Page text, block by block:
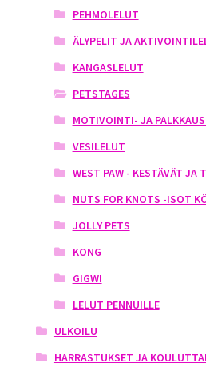
PEHMOLELUT
ÄLYPELIT JA
KANGASLELUT
PETSTAGES
MOTIVOINTI- JA
VESILELUT
WEST PAW - KESTÄVÄT JA
NUTS FOR KNOTS -ISOT
JOLLY PETS
KONG
GIGWI
LELUT PENNUILLE
ULKOILU
HARRASTUKSET JA